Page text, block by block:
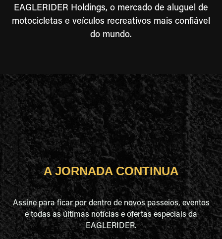
EAGLERIDER Holdings, o mercado de aluguel de
motocicletas e veículos recreativos mais confiável
do mundo.
A JORNADA CONTINUA
Assine para ficar por dentro de novos passeios, eventos
e todas as últimas notícias e ofertas especiais da
EAGLERIDER.